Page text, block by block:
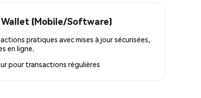
(Mobile/Software)
pratiques avec mises à jour sécurisées,
en ligne.
pour transactions régulières